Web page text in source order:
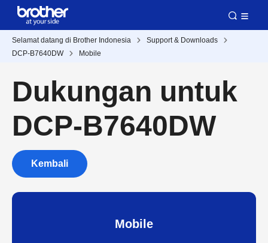
Selamat datang di Brother Indonesia
Support & Downloads
DCP-B7640DW
Mobile
Dukungan untuk
DCP-B7640DW
Kembali
Mobile